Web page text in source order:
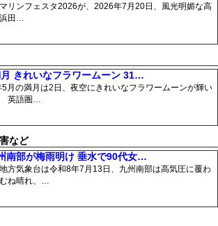
リンフェスタ2026が、2026年7月20日、風光明媚な高
田…
きれいなフラワームーン 31…
月の満月は2日、夜空にきれいなフラワームーンが輝い
英語圏…
など
南部が梅雨明け 垂水で90代女…
方気象台は令和8年7月13日、九州南部は高気圧に覆わ
ね晴れ、…